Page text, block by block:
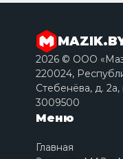
2026 © ООО
220024,
Стебенёва, д.
3009500
Меню
Главная